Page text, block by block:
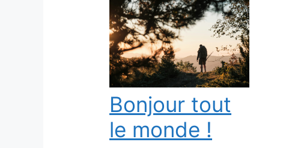
Bonjour tout
le monde !